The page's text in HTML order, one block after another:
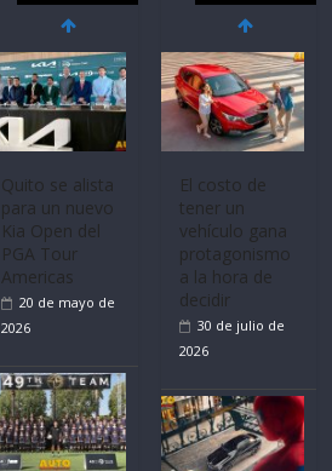
Quito se alista
para un nuevo
Kia Open del
PGA Tour
Americas
20 de mayo de
2026
El costo de
tener un
vehículo gana
protagonismo
a la hora de
decidir
30 de julio de
2026